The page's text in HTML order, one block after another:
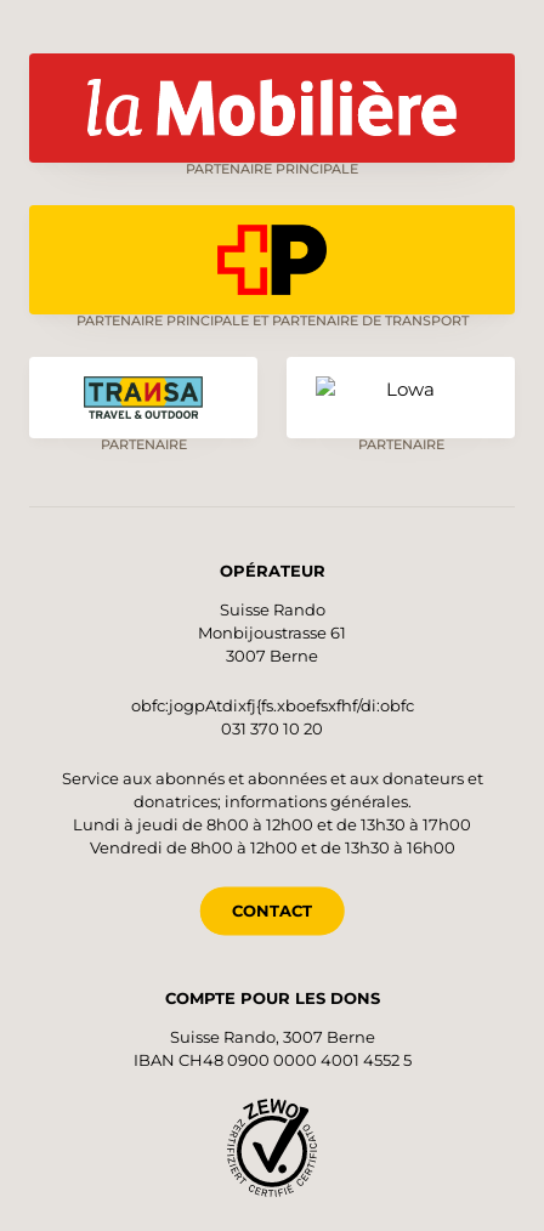
PARTENAIRE PRINCIPALE
PARTENAIRE PRINCIPALE ET PARTENAIRE DE TRANSPORT
PARTENAIRE PARTENAIRE
OPÉRATEUR
Suisse Rando
Monbijoustrasse 61
3007 Berne
obfc:jogpAtdixfj{fs.xboefsxfhf/di:obfc
031 370 10 20
Service aux abonnés et abonnées et aux donateurs et
donatrices; informations générales.
Lundi à jeudi de 8h00 à 12h00 et de 13h30 à 17h00
Vendredi de 8h00 à 12h00 et de 13h30 à 16h00
CONTACT
COMPTE POUR LES DONS
Suisse Rando, 3007 Berne
IBAN CH48 0900 0000 4001 4552 5